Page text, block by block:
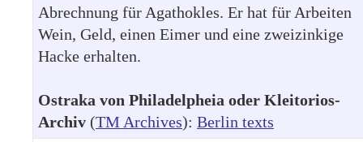
Abrechnung für Agathokles. Er hat für Arbeiten
Wein, Geld, einen Eimer und eine zweizinkige
Hacke erhalten.
Ostraka von Philadelpheia oder Kleitorios-
Archiv (TM Archives): Berlin texts